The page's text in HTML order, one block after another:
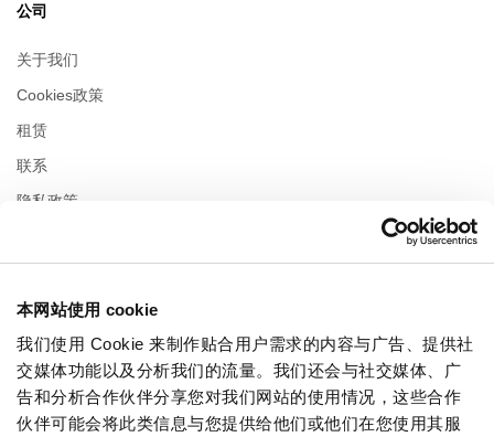
本网站使用 cookie
我们使用 Cookie 来制作贴合用户需求的内容与广告、提供社
交媒体功能以及分析我们的流量。我们还会与社交媒体、广
告和分析合作伙伴分享您对我们网站的使用情况，这些合作
伙伴可能会将此类信息与您提供给他们或他们在您使用其服
公司
关于我们
Cookies政策
租赁
联系
隐私政策
星期一
星期二
10:00 - 22:00
星期三
10:00 - 22:00
星期四
10:00 - 22:00
星期五
10:00 - 22:00
星期六
10:00 - 22:00